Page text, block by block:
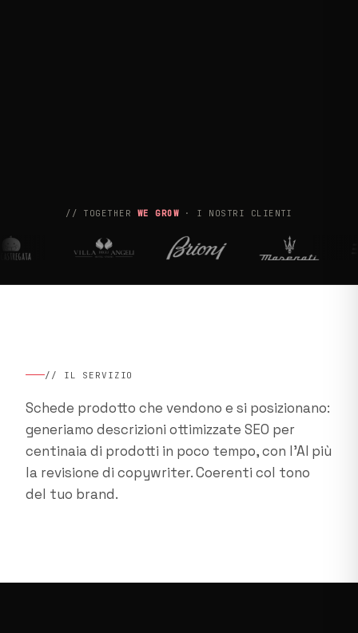
// TOGETHER WE GROW · I NOSTRI CLIENTI
// IL SERVIZIO
Schede prodotto che vendono e si posizionano:
generiamo descrizioni ottimizzate SEO per
centinaia di prodotti in poco tempo, con l'AI più
la revisione di copywriter. Coerenti col tono
del tuo brand.